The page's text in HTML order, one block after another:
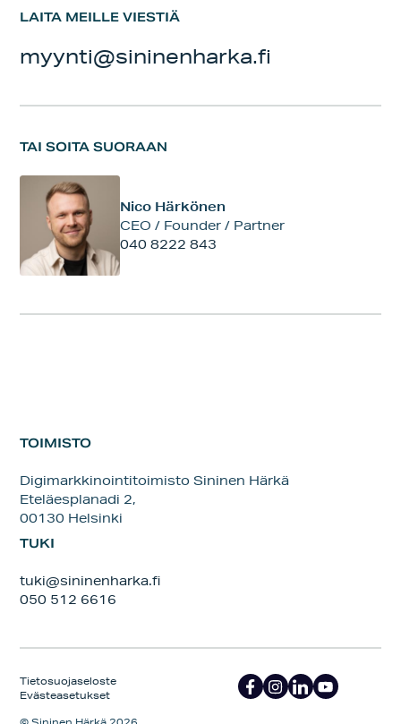
LAITA MEILLE VIESTIÄ
myynti@sininenharka.fi
TAI SOITA SUORAAN
Nico Härkönen
CEO / Founder / Partner
040 8222 843
TOIMISTO
Digimarkkinointitoimisto Sininen Härkä
Eteläesplanadi 2,
00130 Helsinki
TUKI
tuki@sininenharka.fi
050 512 6616
Tietosuojaseloste
Evästeasetukset